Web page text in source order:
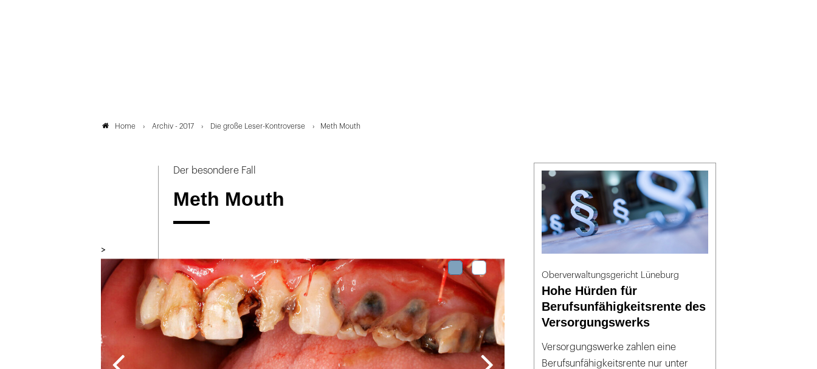
Home Archiv - 2017 Die große Leser-Kontroverse Meth Mouth
Der besondere Fall
Meth Mouth
>
Oberverwaltungsgericht Lüneburg
Hohe Hürden für
Berufsunfähigkeitsrente des
Versorgungswerks
Versorgungswerke zahlen eine
Berufsunfähigkeitsrente nur unter